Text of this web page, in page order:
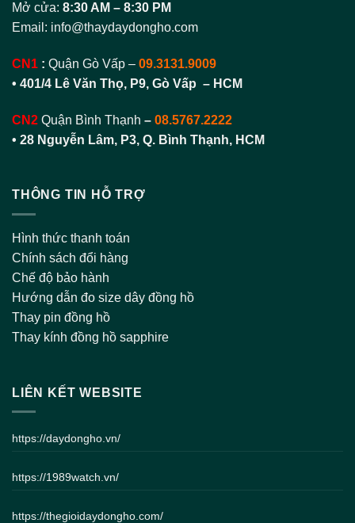
Mở cửa: 8:30 AM – 8:30 PM
Email: info@thaydaydongho.com
CN1 : Quận Gò Vấp – 09.3131.9009
• 401/4 Lê Văn Thọ, P9, Gò Vấp – HCM
CN2 Quận Bình Thạnh – 08.5767.2222
• 28 Nguyễn Lâm, P3, Q. Bình Thạnh, HCM
THÔNG TIN HỖ TRỢ
Hình thức thanh toán
Chính sách đổi hàng
Chế độ bảo hành
Hướng dẫn đo size dây đồng hồ
Thay pin đồng hồ
Thay kính đồng hồ sapphire
LIÊN KẾT WEBSITE
https://daydongho.vn/
https://1989watch.vn/
https://thegioidaydongho.com/